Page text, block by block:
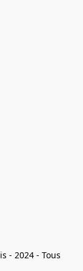
- 2024 - Tous